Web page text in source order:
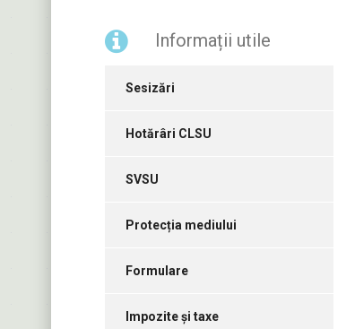
Informații utile
Sesizări
Hotărâri CLSU
SVSU
Protecția mediului
Formulare
Impozite și taxe